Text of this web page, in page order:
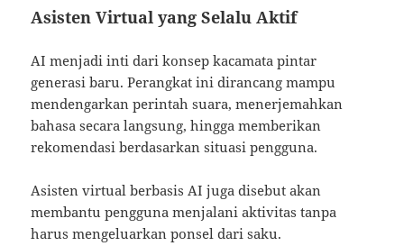
Asisten Virtual yang Selalu Aktif
AI menjadi inti dari konsep kacamata pintar
generasi baru. Perangkat ini dirancang mampu
mendengarkan perintah suara, menerjemahkan
bahasa secara langsung, hingga memberikan
rekomendasi berdasarkan situasi pengguna.
Asisten virtual berbasis AI juga disebut akan
membantu pengguna menjalani aktivitas tanpa
harus mengeluarkan ponsel dari saku.